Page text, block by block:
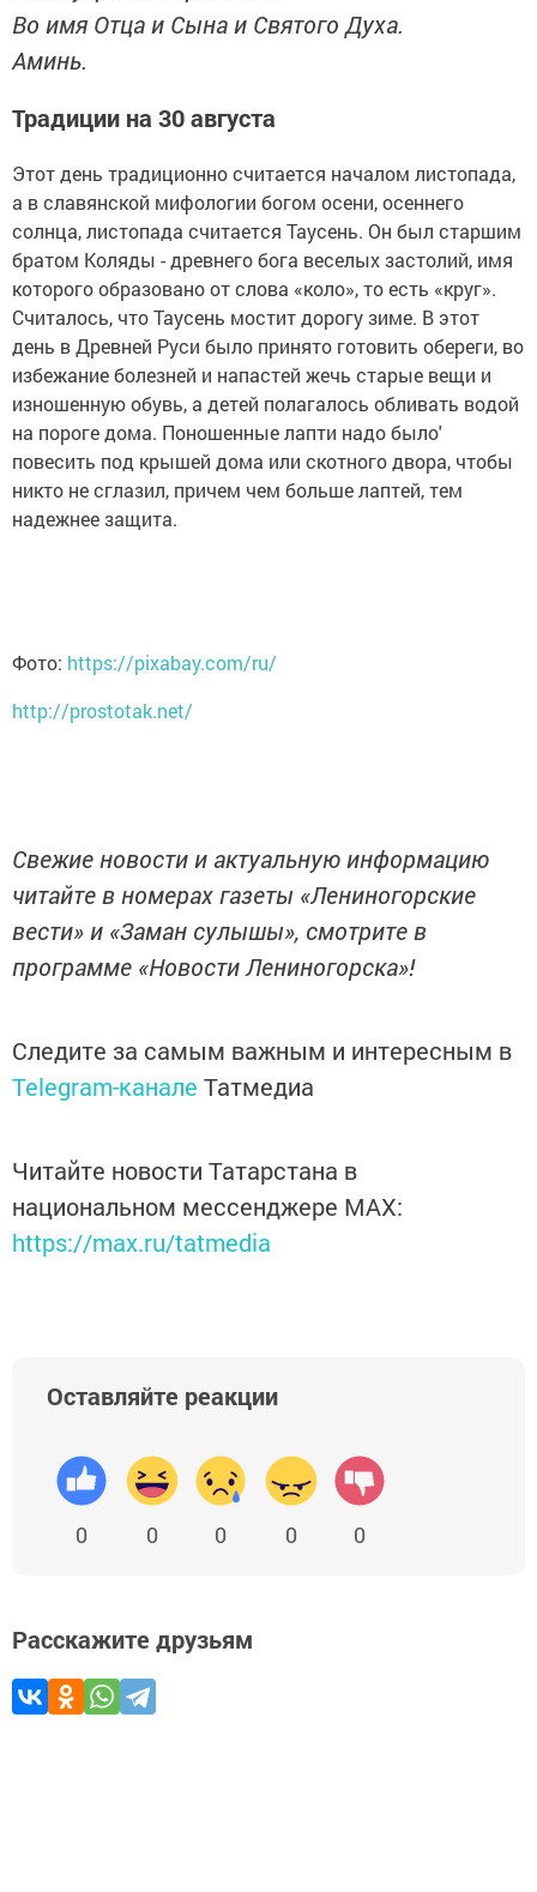
Во имя Отца и Сына и Святого Духа.
Аминь.
Традиции на 30 августа
Этот день традиционно считается началом листопада,
а в славянской мифологии богом осени, осеннего
солнца, листопада считается Таусень. Он был старшим
братом Коляды - древнего бога веселых застолий, имя
которого образовано от слова «коло», то есть «круг».
Считалось, что Таусень мостит дорогу зиме. В этот
день в Древней Руси было принято готовить обереги, во
избежание болезней и напастей жечь старые вещи и
изношенную обувь, а детей полагалось обливать водой
на пороге дома. Поношенные лапти надо было'
повесить под крышей дома или скотного двора, чтобы
никто не сглазил, причем чем больше лаптей, тем
надежнее защита.
Фото: https://pixabay.com/ru/
http://prostotak.net/
Свежие новости и актуальную информацию
читайте в номерах газеты «Лениногорские
вести» и «Заман сулышы», смотрите в
программе «Новости Лениногорска»!
Следите за самым важным и интересным в
Telegram-канале Татмедиа
Читайте новости Татарстана в
национальном мессенджере MАХ:
https://max.ru/tatmedia
Оставляйте реакции
0 0 0 0 0
Расскажите друзьям